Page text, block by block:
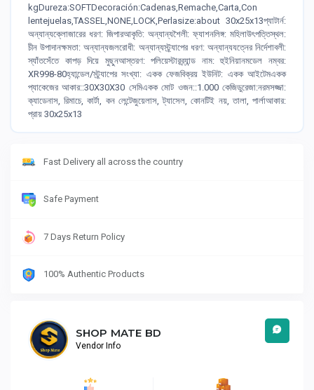
kgDureza:SOFTDecoración:Cadenas,Remache,Carta,Con
lentejuelas,TASSEL,NONE,LOCK,Perlasize:about 30x25x13প্যাটার্ন:
অন্যান্যক্লোজারের ধরণ: জিপারআকৃতি: অন্যান্যশৈলী: ফ্যাশনলিঙ্গ: মহিলাউৎপত্তিস্থল:
চীন উপাদানক্ষমতা: অন্যান্যজলরোধী: অন্যান্যস্ট্র্যাপের ধরণ: অন্যান্যযত্নের নির্দেশাবলী:
স্যাঁতসেঁতে কাপড় দিয়ে মুছুনআস্তরণ: পলিয়েস্টারব্র্যান্ড নাম: হুইনিয়ানমডেল নম্বর:
XR998-80হ্যান্ডেল/স্ট্র্যাপের সংখ্যা: একক ফেজবিক্রয় ইউনিট: একক আইটেমএকক
প্যাকেজের আকার::30X30X30 সেমিএকক মোট ওজন::1.000 কেজিডুরেজা:নরমসজ্জা:
ক্যাডেনাস, রিমাচে, কার্টা, কন লেন্টেজুয়েলাস, ট্যাসেল, কোনটিই নয়, তালা, পার্লাআকার:
প্রায় 30x25x13
Fast Delivery all across the country
Safe Payment
7 Days Return Policy
100% Authentic Products
SHOP MATE BD
Vendor Info